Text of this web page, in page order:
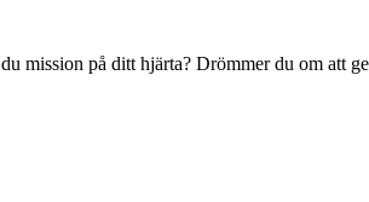
mission på ditt hjärta? Drömmer du om att